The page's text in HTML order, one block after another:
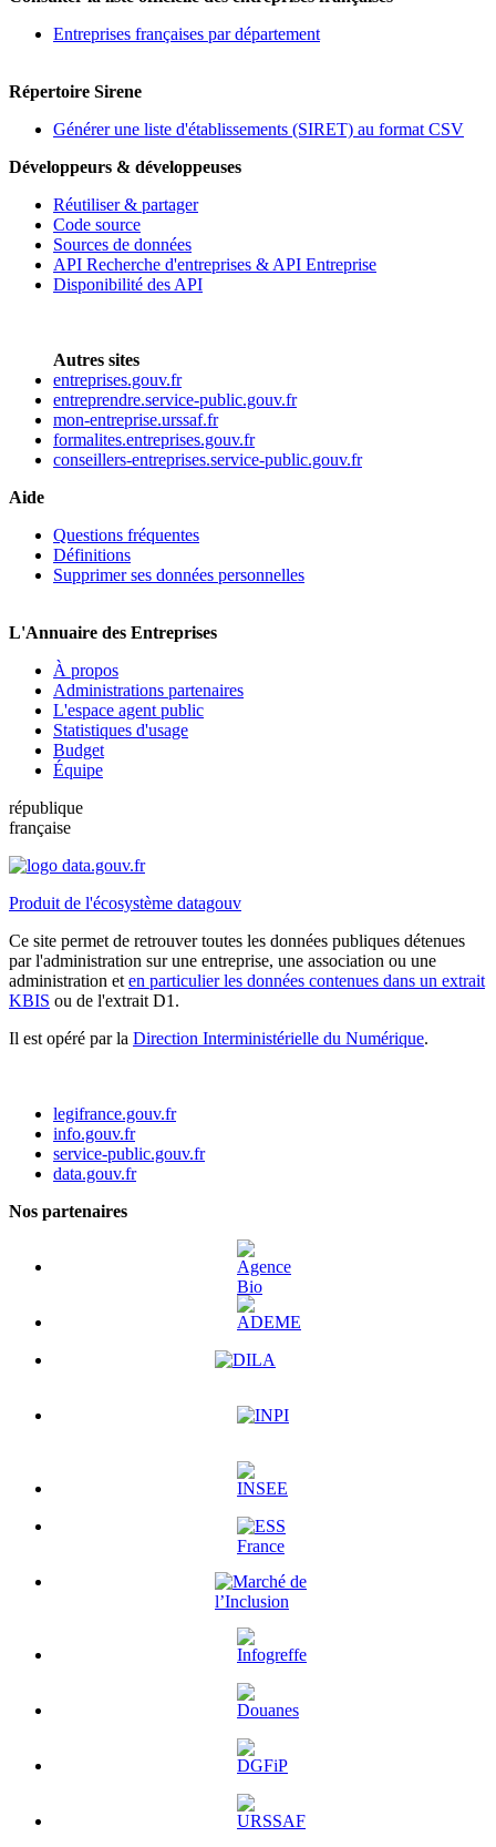
Entreprises françaises par département
Répertoire Sirene
Générer une liste d'établissements (SIRET) au format CSV
Développeurs & développeuses
Réutiliser & partager
Code source
Sources de données
API Recherche d'entreprises & API Entreprise
Disponibilité des API
Autres sites
entreprises.gouv.fr
entreprendre.service-public.gouv.fr
mon-entreprise.urssaf.fr
formalites.entreprises.gouv.fr
conseillers-entreprises.service-public.gouv.fr
Aide
Questions fréquentes
Définitions
Supprimer ses données personnelles
L'Annuaire des Entreprises
À propos
Administrations partenaires
L'espace agent public
Statistiques d'usage
Budget
Équipe
république
française
Produit de l'écosystème datagouv
Ce site permet de retrouver toutes les données publiques détenues
par l'administration sur une entreprise, une association ou une
administration et en particulier les données contenues dans un extrait
KBIS ou de l'extrait D1.
Il est opéré par la Direction Interministérielle du Numérique.
legifrance.gouv.fr
info.gouv.fr
service-public.gouv.fr
data.gouv.fr
Nos partenaires